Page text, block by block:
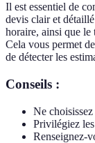
Il est essentiel de
devis clair et
horaire, ainsi que le
Cela vous permet
de détecter les
Conseils :
Ne
Privilégiez
Renseignez-